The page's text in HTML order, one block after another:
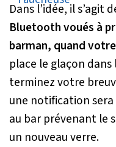
Dans l’idée, il s’agit
Bluetooth voués à
barman, quand
place le glaçon
terminez votre
une notification
au bar prévenant le
un nouveau verre.